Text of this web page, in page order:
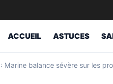
ACCUEIL ASTUCES
: Marine balance sévère sur les